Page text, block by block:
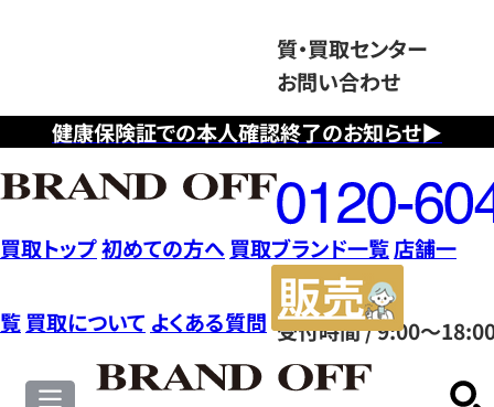
健康保険証での本人確認終了のお知らせ▶
質・買取センター
お問い合わせ
フ
リ
ー
ダ
イ
ヤ
ル
0120604117
受付時間 / 9:00～
買取トップ初めての方へ 買取ブランド一覧店舗一
覧 買取について よくある質問
サ